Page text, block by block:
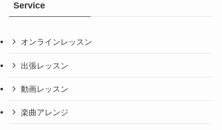
Service
オンラインレッスン
出張レッスン
動画レッスン
楽曲アレンジ